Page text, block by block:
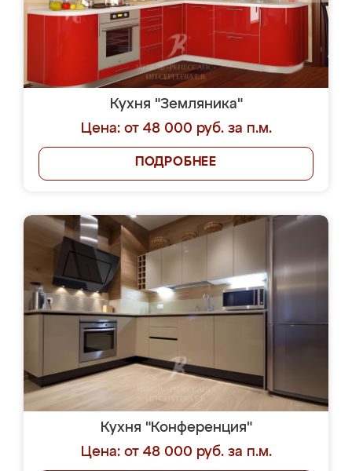
Кухня "Земляника"
Цена: от 48 000 руб. за п.м.
ПОДРОБНЕЕ
Кухня "Конференция"
Цена: от 48 000 руб. за п.м.